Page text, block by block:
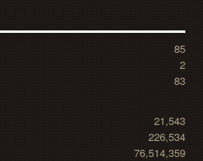
85
2
83
21,543
226,534
76,514,359